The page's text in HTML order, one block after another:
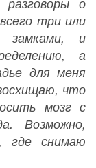
три или
замками, и
а
для меня
что
мозг с
Возможно,
где снимаю